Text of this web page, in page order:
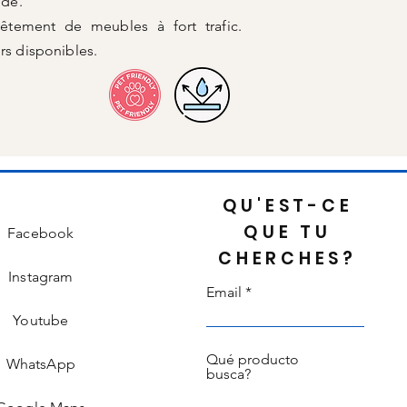
de meubles à fort trafic.
disponibles.
Facebook
Instagram
Youtube
WhatsApp
QU'EST-CE
QUE TU
CHERCHES?
Email
Qué producto
busca?